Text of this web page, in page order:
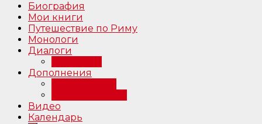
Биография
Мои книги
Путешествие по Риму
Монологи
Диалоги
Дополнения
Видео
Календарь